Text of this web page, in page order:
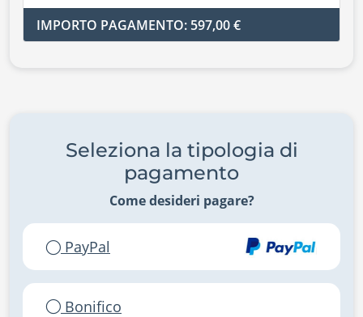
IMPORTO PAGAMENTO: 597,00 €
Seleziona la tipologia di
pagamento
Come desideri pagare?
PayPal
Bonifico